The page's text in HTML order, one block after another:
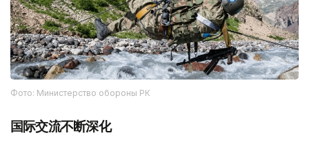
Фото: Министерство обороны РК
国际交流不断深化